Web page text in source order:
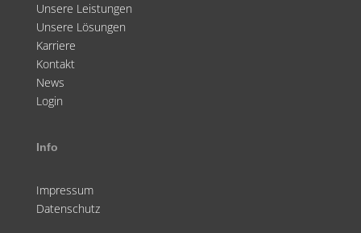
Unsere Leistungen
Unsere Lösungen
Karriere
Kontakt
News
Login
Info
Impressum
Datenschutz